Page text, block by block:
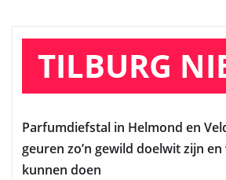
TILBURG
Parfumdiefstal in Helmond en
geuren zo’n gewild doelwit zijn
kunnen doen